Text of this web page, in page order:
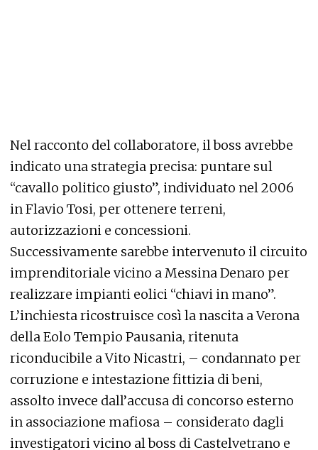
Nel racconto del collaboratore, il boss avrebbe
indicato una strategia precisa: puntare sul
“cavallo politico giusto”, individuato nel 2006
in Flavio Tosi, per ottenere terreni,
autorizzazioni e concessioni.
Successivamente sarebbe intervenuto il circuito
imprenditoriale vicino a Messina Denaro per
realizzare impianti eolici “chiavi in mano”.
L’inchiesta ricostruisce così la nascita a Verona
della Eolo Tempio Pausania, ritenuta
riconducibile a Vito Nicastri, – condannato per
corruzione e intestazione fittizia di beni,
assolto invece dall’accusa di concorso esterno
in associazione mafiosa – considerato dagli
investigatori vicino al boss di Castelvetrano e